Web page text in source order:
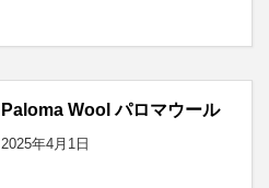
Paloma Wool パロマウール
2025年4月1日